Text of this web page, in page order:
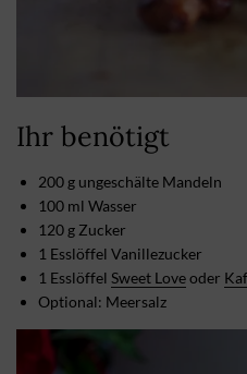
Ihr benötigt
200 g ungeschälte Mandeln
100 ml Wasser
120 g Zucker
1 Esslöffel Vanillezucker
1 Esslöffel Sweet Loveoder
Optional: Meersalz